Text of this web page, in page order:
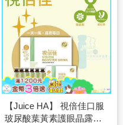
【Juice HA】 視倍佳口服
玻尿酸葉黃素護眼晶露